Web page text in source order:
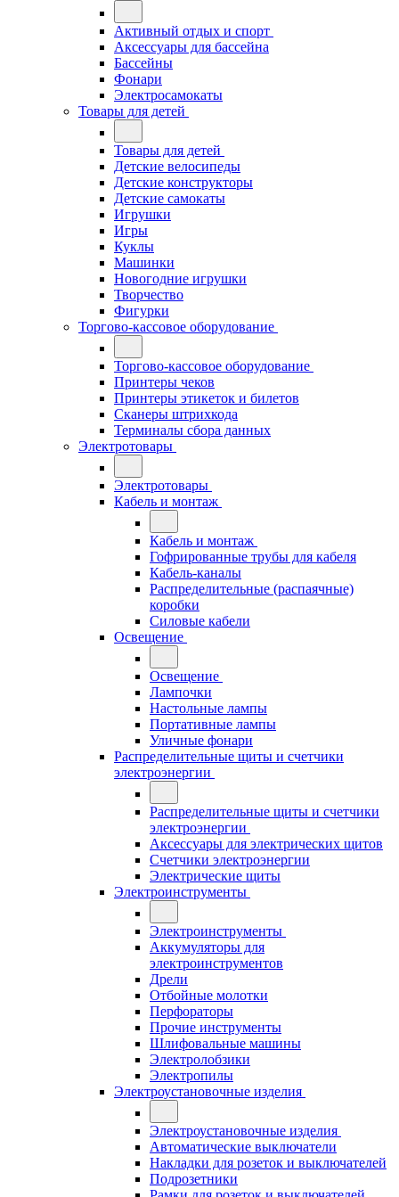
Активный отдых и спорт
Аксессуары для бассейна
Бассейны
Фонари
Электросамокаты
Товары для детей
Товары для детей
Детские велосипеды
Детские конструкторы
Детские самокаты
Игрушки
Игры
Куклы
Машинки
Новогодние игрушки
Творчество
Фигурки
Торгово-кассовое оборудование
Торгово-кассовое оборудование
Принтеры чеков
Принтеры этикеток и билетов
Сканеры штрихкода
Терминалы сбора данных
Электротовары
Электротовары
Кабель и монтаж
Кабель и монтаж
Гофрированные трубы для кабеля
Кабель-каналы
Распределительные (распаячные)
коробки
Силовые кабели
Освещение
Освещение
Лампочки
Настольные лампы
Портативные лампы
Уличные фонари
Распределительные щиты и счетчики
электроэнергии
Распределительные щиты и счетчики
электроэнергии
Аксессуары для электрических щитов
Счетчики электроэнергии
Электрические щиты
Электроинструменты
Электроинструменты
Аккумуляторы для
электроинструментов
Дрели
Отбойные молотки
Перфораторы
Прочие инструменты
Шлифовальные машины
Электролобзики
Электропилы
Электроустановочные изделия
Электроустановочные изделия
Автоматические выключатели
Накладки для розеток и выключателей
Подрозетники